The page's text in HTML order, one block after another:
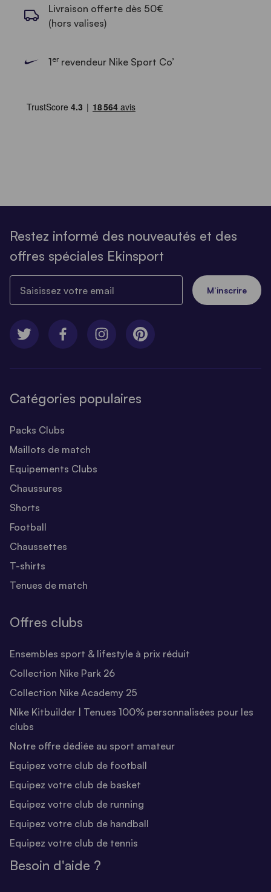
Livraison offerte dès 50€
(hors valises)
1errevendeur Nike Sport Co’
Restez informé des nouveautés et des
offres spéciales Ekinsport
M’inscrire
Catégories populaires
Packs Clubs
Maillots de match
Equipements Clubs
Chaussures
Shorts
Football
Chaussettes
T-shirts
Tenues de match
Offres clubs
Ensembles sport & lifestyle à prix réduit
Collection Nike Park 26
Collection Nike Academy 25
Nike Kitbuilder | Tenues 100% personnalisées pour les
clubs
Notre offre dédiée au sport amateur
Equipez votre club de football
Equipez votre club de basket
Equipez votre club de running
Equipez votre club de handball
Equipez votre club de tennis
Besoin d'aide ?